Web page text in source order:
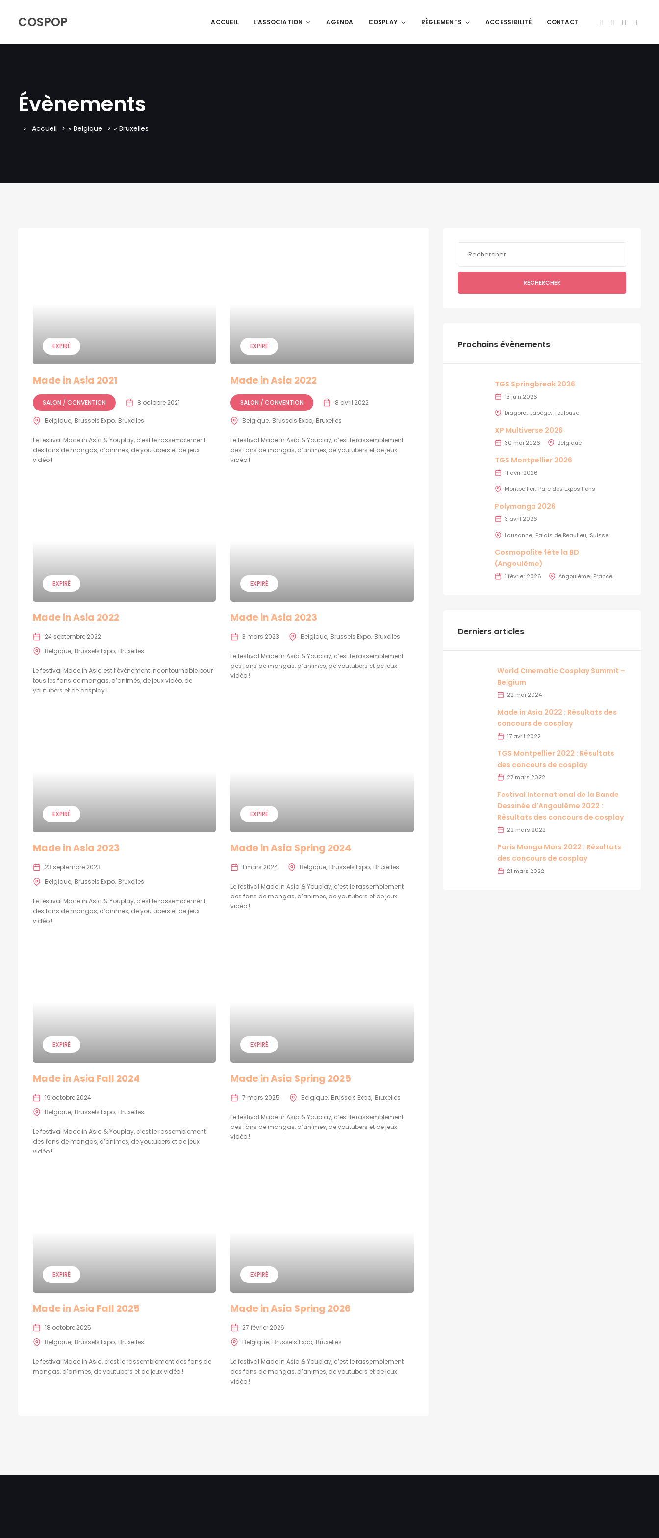
COSPOP ACCUEIL L’ASSOCIATION AGENDA COSPLAY RÈGLEMENTS ACCESSIBILITÉ CONTACT
Évènements
Accueil » Belgique » Bruxelles
EXPIRÉ
Made in Asia 2021
SALON / CONVENTION 8 octobre 2021
Belgique Brussels Expo Bruxelles
Le festival Made in Asia & Youplay, c’est le rassemblement
des fans de mangas, d’animes, de youtubers et de jeux
vidéo !
EXPIRÉ
Made in Asia 2022
SALON / CONVENTION 8 avril 2022
Belgique Brussels Expo Bruxelles
Le festival Made in Asia & Youplay, c’est le rassemblement
des fans de mangas, d’animes, de youtubers et de jeux
vidéo !
EXPIRÉ
Made in Asia 2022
24 septembre 2022
Belgique Brussels Expo Bruxelles
Le festival Made in Asia est l’événement incontournable pour
tous les fans de mangas, d’animés, de jeux vidéo, de
youtubers et de cosplay !
EXPIRÉ
Made in Asia 2023
3 mars 2023 Belgique Brussels Expo Bruxelles
Le festival Made in Asia & Youplay, c’est le rassemblement
des fans de mangas, d’animes, de youtubers et de jeux
vidéo !
EXPIRÉ
Made in Asia 2023
23 septembre 2023
Belgique Brussels Expo Bruxelles
Le festival Made in Asia & Youplay, c’est le rassemblement
des fans de mangas, d’animes, de youtubers et de jeux
vidéo !
EXPIRÉ
Made in Asia Spring 2024
1 mars 2024 Belgique Brussels Expo Bruxelles
Le festival Made in Asia & Youplay, c’est le rassemblement
des fans de mangas, d’animes, de youtubers et de jeux
vidéo !
EXPIRÉ
Made in Asia Fall 2024
19 octobre 2024
Belgique Brussels Expo Bruxelles
Le festival Made in Asia & Youplay, c’est le rassemblement
des fans de mangas, d’animes, de youtubers et de jeux
vidéo !
EXPIRÉ
Made in Asia Spring 2025
7 mars 2025 Belgique Brussels Expo Bruxelles
Le festival Made in Asia & Youplay, c’est le rassemblement
des fans de mangas, d’animes, de youtubers et de jeux
vidéo !
EXPIRÉ
Made in Asia Fall 2025
18 octobre 2025
Belgique Brussels Expo Bruxelles
Le festival Made in Asia, c’est le rassemblement des fans de
mangas, d’animes, de youtubers et de jeux vidéo !
EXPIRÉ
Made in Asia Spring 2026
27 février 2026
Belgique Brussels Expo Bruxelles
Le festival Made in Asia & Youplay, c’est le rassemblement
des fans de mangas, d’animes, de youtubers et de jeux
vidéo !
RECHERCHER
Prochains évènements
TGS Springbreak 2026
13 juin 2026
Diagora Labège Toulouse
XP Multiverse 2026
30 mai 2026 Belgique
TGS Montpellier 2026
11 avril 2026
Montpellier Parc des Expositions
Polymanga 2026
3 avril 2026
Lausanne Palais de Beaulieu Suisse
Cosmopolite fête la BD
(Angoulême)
1 février 2026 Angoulême France
Derniers articles
World Cinematic Cosplay Summit –
Belgium
22 mai 2024
Made in Asia 2022 : Résultats des
concours de cosplay
17 avril 2022
TGS Montpellier 2022 : Résultats
des concours de cosplay
27 mars 2022
Festival International de la Bande
Dessinée d’Angoulême 2022 :
Résultats des concours de cosplay
22 mars 2022
Paris Manga Mars 2022 : Résultats
des concours de cosplay
21 mars 2022